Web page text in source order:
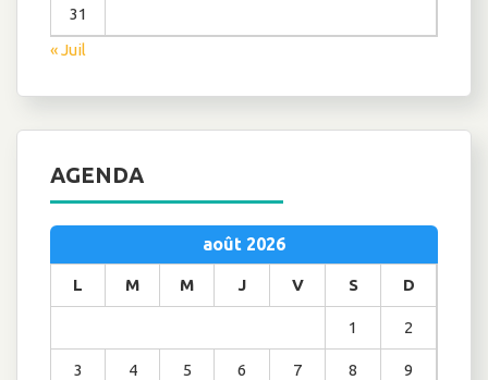
31
« Juil
AGENDA
août 2026
L M M J V S D
1 2
3 4 5 6 7 8 9